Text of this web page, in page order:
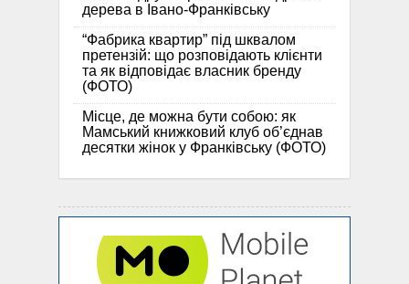
дерева в Івано-Франківську
“Фабрика квартир” під шквалом
претензій: що розповідають клієнти
та як відповідає власник бренду
(ФОТО)
Місце, де можна бути собою: як
Мамський книжковий клуб об’єднав
десятки жінок у Франківську (ФОТО)